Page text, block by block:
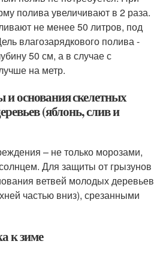
полива увеличивают в 2 раза.
не менее 50 литров, под
влагозарядкового полива -
50 см, а в случае с
на метр.
основания скелетных
(яблонь, слив и
– не только морозами,
Для защиты от грызунов
ветвей молодых деревьев
частью вниз), срезанными
к зиме